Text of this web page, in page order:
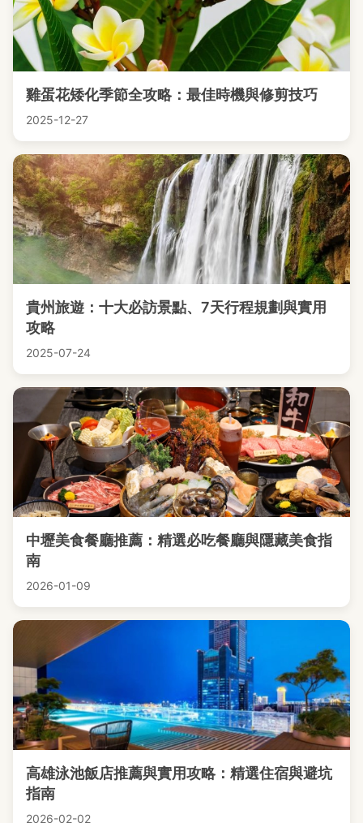
雞蛋花矮化季節全攻略：最佳時機與修剪技巧
2025-12-27
貴州旅遊：十大必訪景點、7天行程規劃與實用
攻略
2025-07-24
中壢美食餐廳推薦：精選必吃餐廳與隱藏美食指
南
2026-01-09
高雄泳池飯店推薦與實用攻略：精選住宿與避坑
指南
2026-02-02